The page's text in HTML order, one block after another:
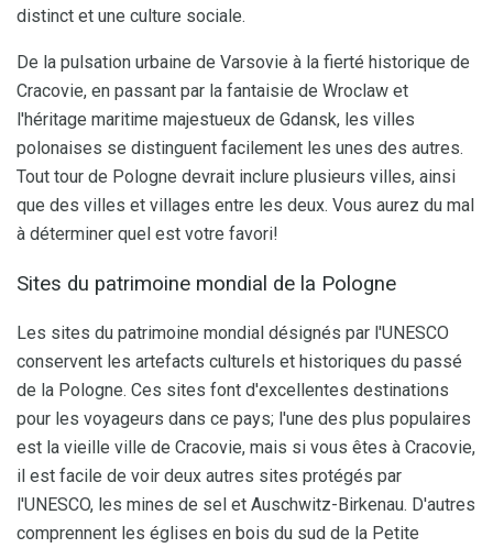
distinct et une culture sociale.
De la pulsation urbaine de Varsovie à la fierté historique de
Cracovie, en passant par la fantaisie de Wroclaw et
l'héritage maritime majestueux de Gdansk, les villes
polonaises se distinguent facilement les unes des autres.
Tout tour de Pologne devrait inclure plusieurs villes, ainsi
que des villes et villages entre les deux. Vous aurez du mal
à déterminer quel est votre favori!
Sites du patrimoine mondial de la Pologne
Les sites du patrimoine mondial désignés par l'UNESCO
conservent les artefacts culturels et historiques du passé
de la Pologne. Ces sites font d'excellentes destinations
pour les voyageurs dans ce pays; l'une des plus populaires
est la vieille ville de Cracovie, mais si vous êtes à Cracovie,
il est facile de voir deux autres sites protégés par
l'UNESCO, les mines de sel et Auschwitz-Birkenau. D'autres
comprennent les églises en bois du sud de la Petite